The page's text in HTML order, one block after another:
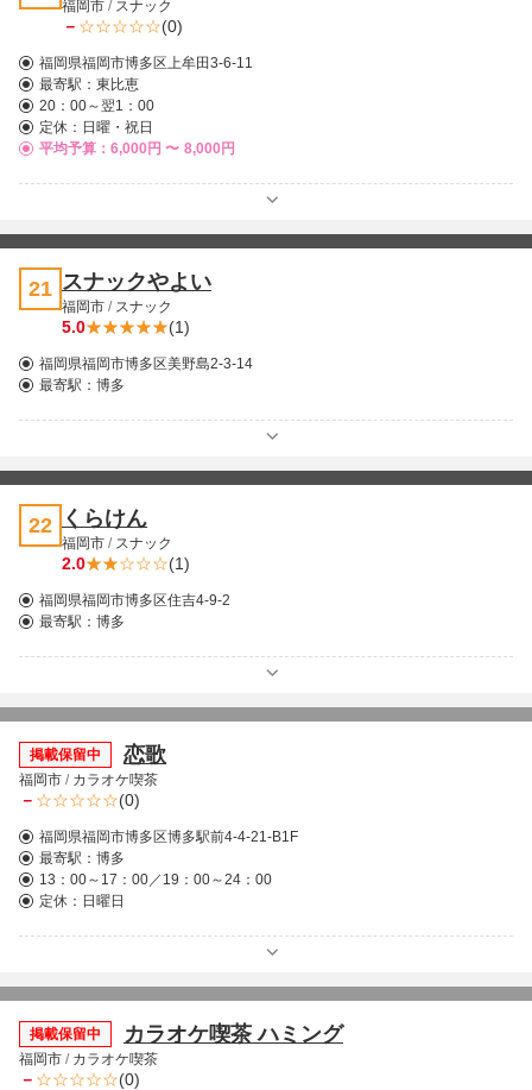
福岡市 / スナック
－ (0)
福岡県福岡市博多区上牟田3-6-11
最寄駅： 東比恵
20：00～翌1：00
定休：日曜・祝日
平均予算：6,000円 〜 8,000円
21 スナックやよい
福岡市 / スナック
5.0 (1)
福岡県福岡市博多区美野島2-3-14
最寄駅： 博多
22 くらけん
福岡市 / スナック
2.0 (1)
福岡県福岡市博多区住吉4-9-2
最寄駅： 博多
掲載保留中 恋歌
福岡市 / カラオケ喫茶
－ (0)
福岡県福岡市博多区博多駅前4-4-21-B1F
最寄駅： 博多
13：00～17：00／19：00～24：00
定休：日曜日
掲載保留中 カラオケ喫茶 ハミング
福岡市 / カラオケ喫茶
－ (0)